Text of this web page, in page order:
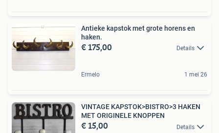
Antieke kapstok met grote horens en
haken.
€ 175,00 Details
Ermelo 1 mei 26
VINTAGE KAPSTOK>BISTRO>3 HAKEN
MET ORIGINELE KNOPPEN
€ 15,00 Details